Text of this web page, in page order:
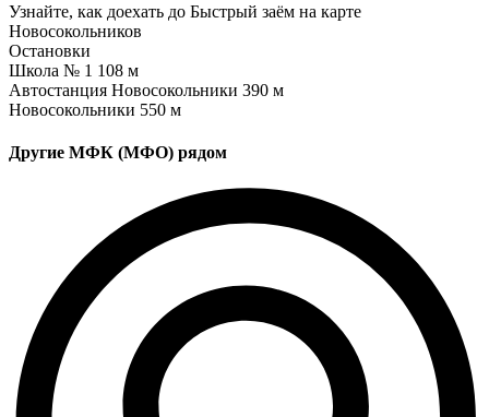
Узнайте, как доехать до Быстрый заём на карте
Новосокольников
Остановки
Школа № 1 108 м
Автостанция Новосокольники 390 м
Новосокольники 550 м
Другие МФК (МФО) рядом